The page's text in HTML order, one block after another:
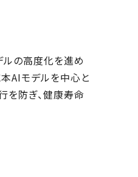
ルの高度化を進め
AIモデルを中心と
を防ぎ、健康寿命